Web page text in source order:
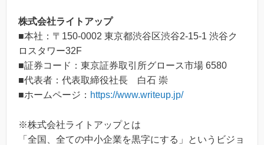
株式会社ライトアップ
■本社：〒150-0002 東京都渋谷区渋谷2-15-1 渋谷ク
ロスタワー32F
■証券コード：東京証券取引所グロース市場 6580
■代表者：代表取締役社長 白石 崇
■ホームページ： https://www.writeup.jp/
※株式会社ライトアップとは
「全国、全ての中小企業を黒字にする」というビジョ